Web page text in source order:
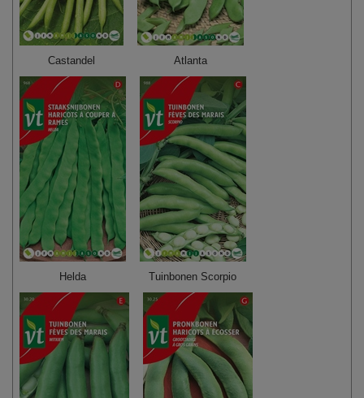
Castandel Atlanta
Helda Tuinbonen Scorpio